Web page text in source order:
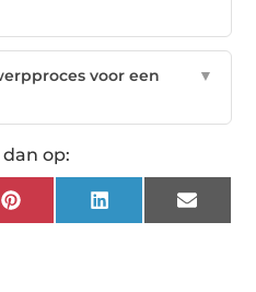
voor een
▼
op:
Pinterest LinkedIn Email